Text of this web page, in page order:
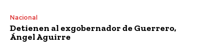
Nacional
Detienen al exgobernador de Guerrero,
Ángel Aguirre